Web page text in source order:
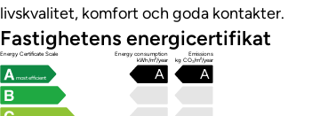
livskvalitet, komfort och goda kontakter.
Fastighetens energicertifikat
Energy Certificate Scale
Energy consumption
kWh/m²/year
Emissions
kg CO₂/m²/year
most efficient A
A